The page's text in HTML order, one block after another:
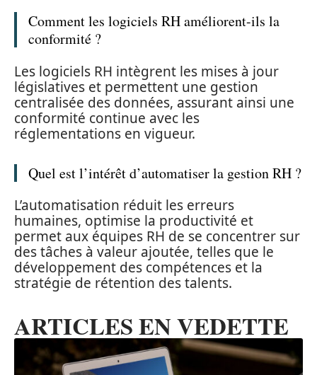
Comment les logiciels RH améliorent-ils la
conformité ?
Les logiciels RH intègrent les mises à jour
législatives et permettent une gestion
centralisée des données, assurant ainsi une
conformité continue avec les
réglementations en vigueur.
Quel est l’intérêt d’automatiser la gestion RH ?
L’automatisation réduit les erreurs
humaines, optimise la productivité et
permet aux équipes RH de se concentrer sur
des tâches à valeur ajoutée, telles que le
développement des compétences et la
stratégie de rétention des talents.
ARTICLES EN VEDETTE